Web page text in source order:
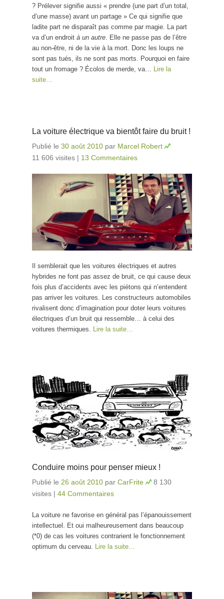
? Prélever signifie aussi « prendre (une part d’un total,
d’une masse) avant un partage » Ce qui signifie que
ladite part ne disparaît pas comme par magie. La part
va d’un endroit à un autre. Elle ne passe pas de l’être
au non-être, ni de la vie à la mort. Donc les loups ne
sont pas tués, ils ne sont pas morts. Pourquoi en faire
tout un fromage ? Écolos de merde, va… Lire la
suite…
La voiture électrique va bientôt faire du bruit !
Publié le 30 août 2010 par Marcel Robert
11 606 visites | 13 Commentaires
Il semblerait que les voitures électriques et autres
hybrides ne font pas assez de bruit, ce qui cause deux
fois plus d’accidents avec les piétons qui n’entendent
pas arriver les voitures. Les constructeurs automobiles
rivalisent donc d’imagination pour doter leurs voitures
électriques d’un bruit qui ressemble… à celui des
voitures thermiques. Lire la suite…
Conduire moins pour penser mieux !
Publié le 26 août 2010 par CarFrite
8 130
visites | 44 Commentaires
La voiture ne favorise en général pas l’épanouissement
intellectuel. Et oui malheureusement dans beaucoup
(*0) de cas les voitures contrarient le fonctionnement
optimum du cerveau. Lire la suite…